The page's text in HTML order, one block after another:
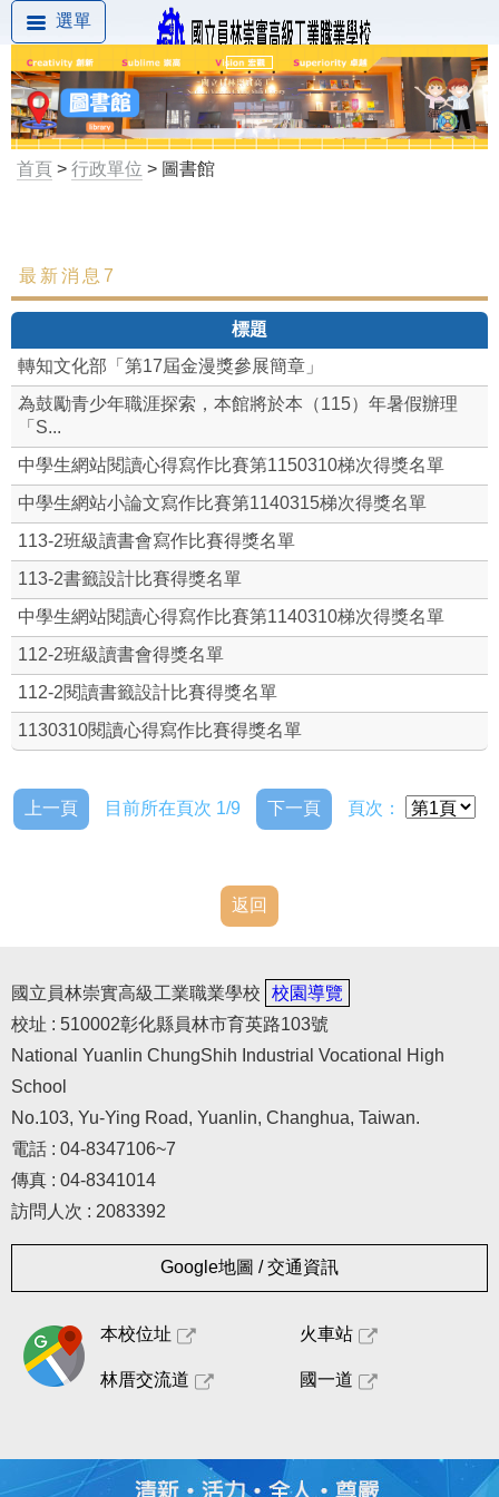
選單
首頁 > 行政單位 > 圖書館
最新消息
圖書館簡介
開放時間
圖書館章則
國立員林崇實高級工業職業學校圖書館借書規則
本館平面圖
館藏查詢
圖書館電子書
圖書館館訊
班級讀書會
相關連結
國資圖數位資源入口網
圖書館委員會議暨介購小組委員會
最新消息7
標題
轉知文化部「第17屆金漫獎參展簡章」
為鼓勵青少年職涯探索，本館將於本（115）年暑假辦理
「S...
中學生網站閱讀心得寫作比賽第1150310梯次得獎名單
中學生網站小論文寫作比賽第1140315梯次得獎名單
113-2班級讀書會寫作比賽得獎名單
113-2書籤設計比賽得獎名單
中學生網站閱讀心得寫作比賽第1140310梯次得獎名單
112-2班級讀書會得獎名單
112-2閱讀書籤設計比賽得獎名單
1130310閱讀心得寫作比賽得獎名單
上一頁 目前所在頁次 1/9 下一頁 頁次：
返回
國立員林崇實高級工業職業學校
校園導覽
校址 : 510002彰化縣員林市育英路103號
National Yuanlin ChungShih Industrial Vocational High
School
No.103, Yu-Ying Road, Yuanlin, Changhua, Taiwan.
電話 : 04-8347106~7
傳真 : 04-8341014
訪問人次 : 2083392
Google地圖 / 交通資訊
本校位址 火車站
林厝交流道 國一道